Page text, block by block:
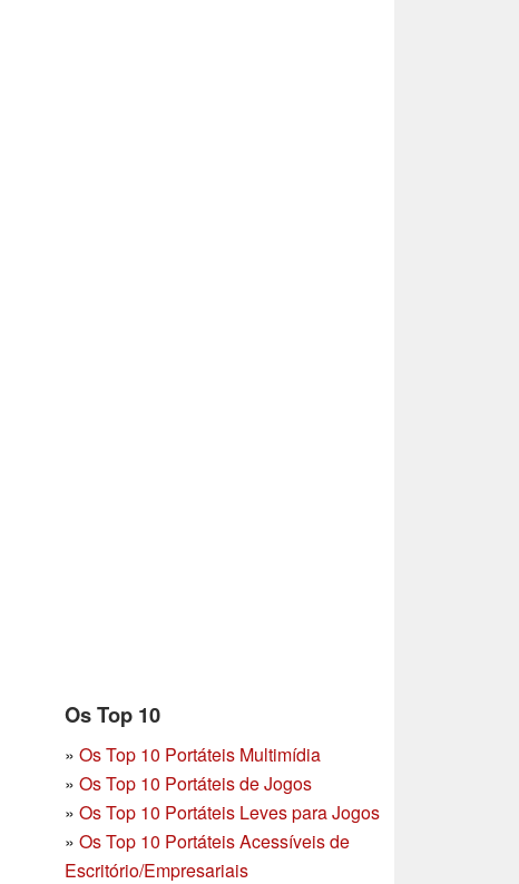
Os Top 10
» Os Top 10 Portáteis Multimídia
» Os Top 10 Portáteis de Jogos
» Os Top 10 Portáteis Leves para Jogos
» Os Top 10 Portáteis Acessíveis de
Escritório/Empresariais